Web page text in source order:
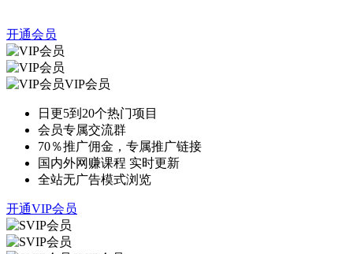
开通会员
VIP会员
日更5到20个热门项目
会员专属交流群
70％推广佣金，专属推广链接
国内外网赚课程 实时更新
全站无广告模式浏览
开通VIP会员